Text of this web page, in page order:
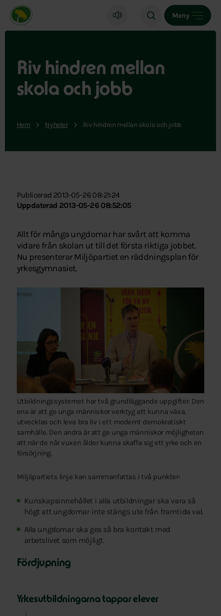
Miljöpartiet de gröna, startsida
Meny
Riv hindren mellan
skola och jobb
Hem Nyheter Riv hindren mellan skola och jobb
Publicerad 2013-05-26 08:21:24
Uppdaterad 2013-05-26 08:52:05
Allt för många ungdomar har svårt att komma
vidare från skolan ut till det första riktiga jobbet.
Nu presenterar Miljöpartiet en räddningsplan för
yrkesgymnasiet.
Utbildningssystemet har två grundläggande uppgifter. Den
ena är att ge unga människor verktyg att kunna växa,
utvecklas och leva bra liv i ett modernt demokratiskt
samhälle. Den andra är att ge unga människor möjligheten
att när de når vuxen ålder kunna skaffa sig ett yrke och en
försörjning.
Miljöpartiets linje kan sammanfattas i två punkter:
Kunskapsinnehållet i alla utbildningar ska vara så
högt att ungdomar inte stängs ute från framtida val.
Alla ungdomar ska ges så bra kontakt med
arbetslivet som möjligt.
Fördjupning
Yrkesutbildningarna tappar elever